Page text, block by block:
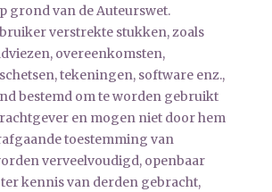
grond van de Auteurswet.
verstrekte stukken, zoals
overeenkomsten,
tekeningen, software enz.,
bestemd om te worden gebruikt
en mogen niet door hem
toestemming van
verveelvoudigd, openbaar
kennis van derden gebracht,